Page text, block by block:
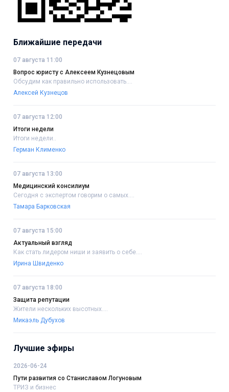
Ближайшие передачи
07 августа 11:00
Вопрос юристу с Алексеем Кузнецовым
Обсудим как правильно использовать....
Алексей Кузнецов
07 августа 12:00
Итоги недели
Итоги недели..
Герман Клименко
07 августа 13:00
Медицинский консилиум
Сегодня с экспертом говорим о самых....
Тамара Барковская
07 августа 15:00
Актуальный взгляд
Как стать лидером ниши и заявить о себе....
Ирина Швиденко
07 августа 18:00
Защита репутации
Жители нескольких высотных....
Микаэль Дубухов
Лучшие эфиры
2026-06-24
Пути развития со Станиславом Логуновым
ТРИЗ и бизнес